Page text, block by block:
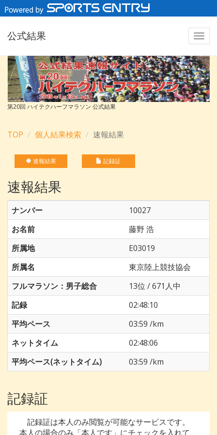
公式結果
第20回 ハイテクハーフマラソン 公式結果
TOP 個人結果検索 速報結果
速報結果 記録証
速報結果
ナンバー
10027
お名前
藤野 浩
所属地
E03019
所属名
東京陸上競技協会
フルマラソン：男子総合
13位 / 671人中
記録
02:48:10
平均ペース
03:59 /km
ネットタイム
02:48:06
平均ペース(ネットタイム)
03:59 /km
記録証
記録証は本人のみ閲覧が可能なサービスです。
本人の場合のみ「本人です」にチェックを入れて、